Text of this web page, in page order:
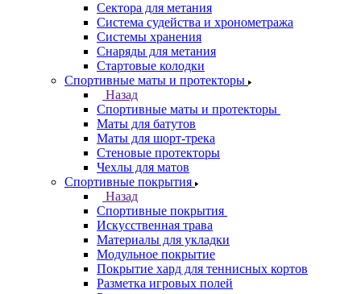
Сектора для метания
Система судейства и хронометража
Системы хранения
Снаряды для метания
Стартовые колодки
Спортивные маты и протекторы
Назад
Спортивные маты и протекторы
Маты для батутов
Маты для шорт-трека
Стеновые протекторы
Чехлы для матов
Спортивные покрытия
Назад
Спортивные покрытия
Искусственная трава
Материалы для укладки
Модульное покрытие
Покрытие хард для теннисных кортов
Разметка игровых полей